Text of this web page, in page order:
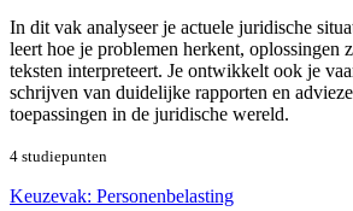
In dit vak analyseer je actuele juridische
leert hoe je problemen herkent, oplossingen
teksten interpreteert. Je ontwikkelt ook je
schrijven van duidelijke rapporten en
toepassingen in de juridische wereld.
4 studiepunten
Keuzevak: Personenbelasting